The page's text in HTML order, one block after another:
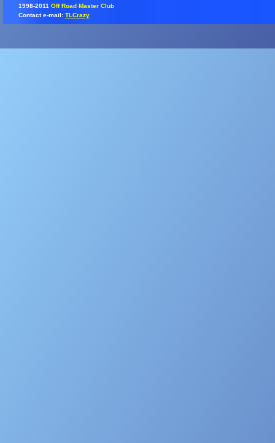
1998-2011 Off Road Master Club
Contact e-mail: TLCrazy